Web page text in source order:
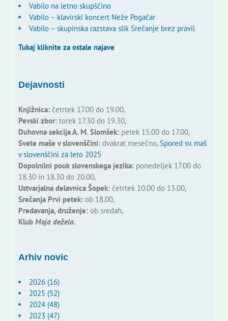
Vabilo na letno skupščino
Vabilo – klavirski koncert Neže Pogačar
Vabilo – skupinska razstava slik Srečanje brez pravil
Tukaj kliknite za ostale najave
Dejavnosti
Knjižnica:četrtek 17.00 do 19.00,
Pevski zbor:torek 17.30 do 19.30,
Duhovna sekcija A. M. Slomšek:petek 15.00 do 17.00,
Svete maše v slovenščini:dvakrat mesečno,Spored sv. maš
v slovenščini za leto 2025
Dopolnilni pouk slovenskega jezika:ponedeljek 17.00 do
18.30 in 18.30 do 20.00,
Ustvarjalna delavnica Šopek:četrtek 10.00 do 13.00,
Srečanja Prvi petek:ob 18.00,
Predavanja, druženje:ob sredah,
Klub Moja dežela.
Arhiv novic
2026 (16)
2025 (52)
2024 (48)
2023 (47)